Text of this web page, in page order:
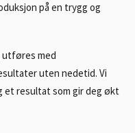
på en trygg og
utføres med
uten nedetid. Vi
et resultat som gir deg økt